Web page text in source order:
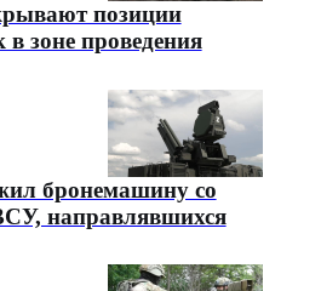
позиции
в зоне проведения
бронемашину со
направлявшихся